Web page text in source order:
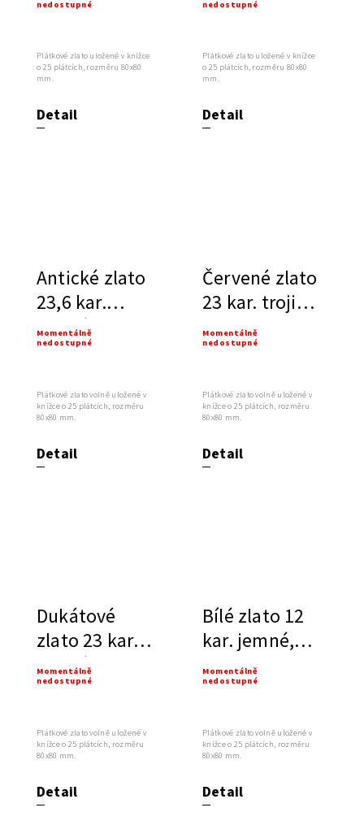
trojité, NORIS
nedostupné
Detail
Plátkové zlato uložené v knížce
o 25 plátcích, rozměru 80x80
mm.
extra silné,
nedostupné
Detail
Plátkové zlato uložené v knížce
o 25 plátcích, rozměru 80x80
mm.
Antické zlato
23,6 kar.
trojité, NORIS
Momentálně
nedostupné
Detail
Plátkové zlato volně uložené v
knížce o 25 plátcích, rozměru
80x80 mm.
Červené zlato
23 kar. trojité,
NORIS
Momentálně
nedostupné
Detail
Plátkové zlato volně uložené v
knížce o 25 plátcích, rozměru
80x80 mm.
Dukátové
zlato 23 kar.
trojité, NORIS
Momentálně
nedostupné
Detail
Plátkové zlato volně uložené v
knížce o 25 plátcích, rozměru
80x80 mm.
Bílé zlato 12
kar. jemné,
NORIS
Momentálně
nedostupné
Detail
Plátkové zlato volně uložené v
knížce o 25 plátcích, rozměru
80x80 mm.